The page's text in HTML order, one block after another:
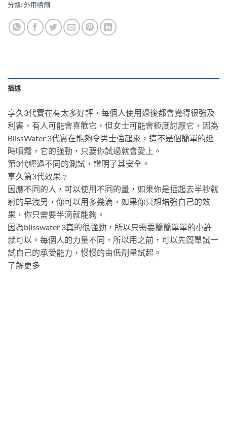
分類:外用噴劑
描述
享久3代實在有太多好評，每個人使用過後都會覺得很強及
利害，有人可能會喜歡它，但女士可能會極度討厭它，因為
BlissWater 3代實在能夠令男士強起來，這不是個簡單的延
時噴霧，它的強勁，只要你試過就會愛上。
第3代經過不同的測試，證明了其安全。
享久第3代效果﹖
因應不同的人，可以使用不同的量，如果你是插起去半秒就
射的早洩男，你可以用多幾滴，如果你只想增強自己的效
果，你只需要半滴就能夠。
因為blisswater 3真的很強勁，所以只需要簡簡單單的小許
就可以。每個人的力量不同，所以用之前，可以先簡單試一
試自己的承受能力，慢慢的由低劑量試起。
了解更多